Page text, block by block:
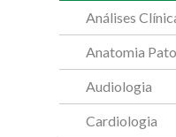
Análises
Anatomia
Audiologia
Cardiologia